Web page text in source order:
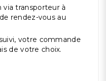
via transporteur à
rendez-vous au
votre commande
de votre choix.